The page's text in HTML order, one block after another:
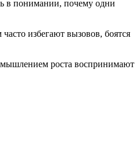
в понимании, почему одни
избегают вызовов, боятся
мышлением роста воспринимают